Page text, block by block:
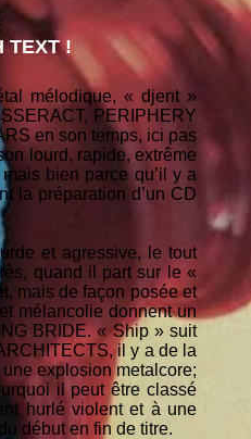
TEXT !
mélodique, « djent »
PERIPHERY
en son temps, ici pas
lourd, rapide, extrême
bien parce qu’il y a
la préparation d’un CD
et agressive, le tout
quand il part sur le «
mais de façon posée et
mélancolie donnent un
BRIDE. « Ship » suit
il y a de la
explosion metalcore;
il peut être classé
hurlé violent et à une
début en fin de titre.